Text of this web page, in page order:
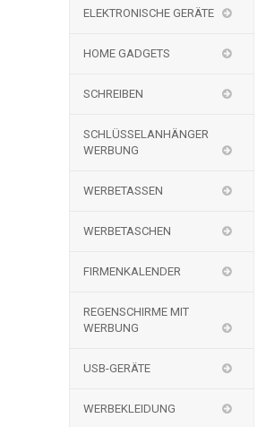
ELEKTRONISCHE GERÄTE
HOME GADGETS
SCHREIBEN
SCHLÜSSELANHÄNGER
WERBUNG
WERBETASSEN
WERBETASCHEN
FIRMENKALENDER
REGENSCHIRME MIT
WERBUNG
USB-GERÄTE
WERBEKLEIDUNG